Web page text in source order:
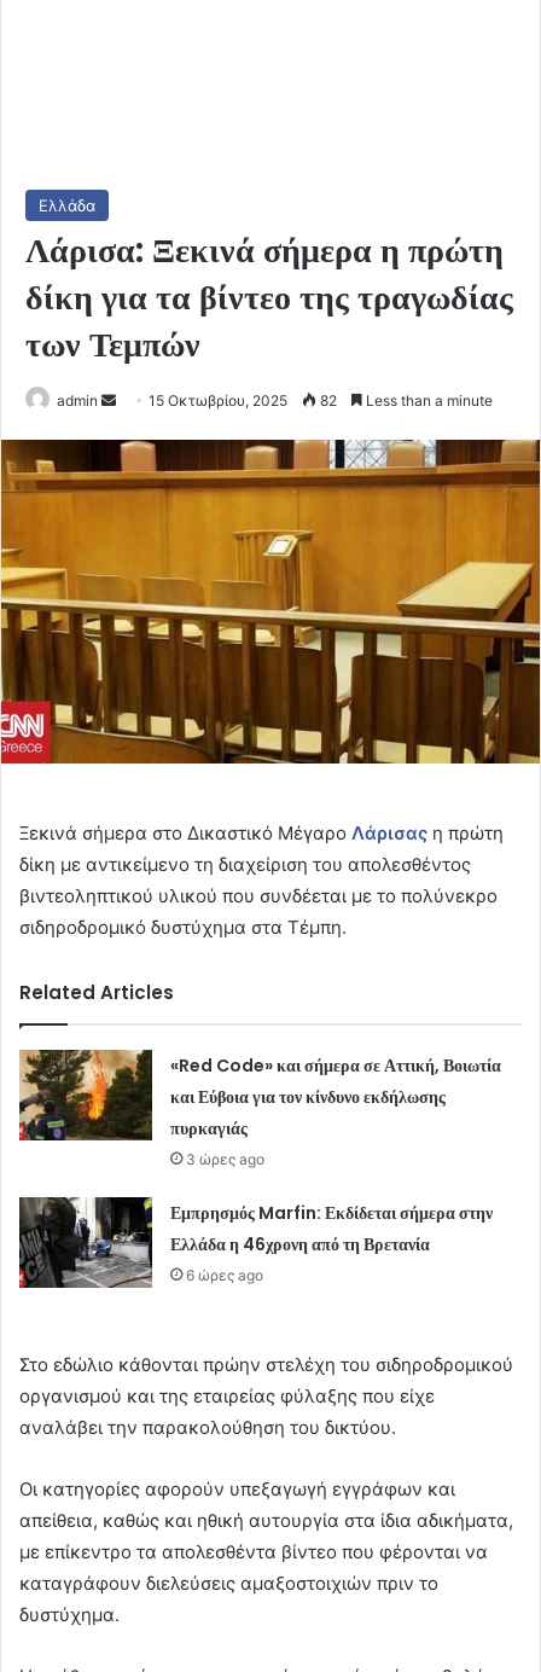
Ελλάδα
Λάρισα: Ξεκινά σήμερα η πρώτη
δίκη για τα βίντεο της τραγωδίας
των Τεμπών
admin
Send
email
15 Οκτωβρίου, 2025 82 Less than a minute
Ξεκινά σήμερα στο Δικαστικό Μέγαρο Λάρισας η πρώτη
δίκη με αντικείμενο τη διαχείριση του απολεσθέντος
βιντεοληπτικού υλικού που συνδέεται με το πολύνεκρο
σιδηροδρομικό δυστύχημα στα Τέμπη.
Related Articles
«Red Code» και σήμερα σε Αττική, Βοιωτία
και Εύβοια για τον κίνδυνο εκδήλωσης
πυρκαγιάς
3 ώρες ago
Εμπρησμός Marfin: Εκδίδεται σήμερα στην
Ελλάδα η 46χρονη από τη Βρετανία
6 ώρες ago
Στο εδώλιο κάθονται πρώην στελέχη του σιδηροδρομικού
οργανισμού και της εταιρείας φύλαξης που είχε
αναλάβει την παρακολούθηση του δικτύου.
Οι κατηγορίες αφορούν υπεξαγωγή εγγράφων και
απείθεια, καθώς και ηθική αυτουργία στα ίδια αδικήματα,
με επίκεντρο τα απολεσθέντα βίντεο που φέρονται να
καταγράφουν διελεύσεις αμαξοστοιχιών πριν το
δυστύχημα.